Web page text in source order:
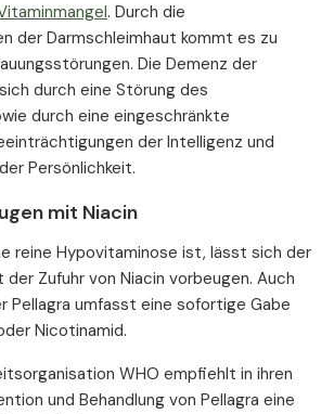
. Durch die
der Darmschleimhaut kommt es zu
Die Demenz der
durch eine Störung des
durch eine eingeschränkte
der Intelligenz und
Persönlichkeit.
mit Niacin
reine Hypovitaminose ist, lässt sich der
der Zufuhr von Niacin vorbeugen. Auch
Pellagra umfasst eine sofortige Gabe
Nicotinamid.
WHO empfiehlt in ihren
und Behandlung von Pellagra eine